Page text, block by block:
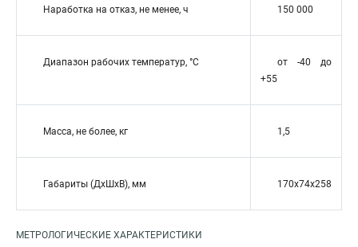
Наработка на отказ, не менее, ч 150 000
Диапазон рабочих температур, °С
от -40 до
+55
Масса, не более, кг 1,5
Габариты (ДхШхВ), мм 170x74x258
МЕТРОЛОГИЧЕСКИЕ ХАРАКТЕРИСТИКИ